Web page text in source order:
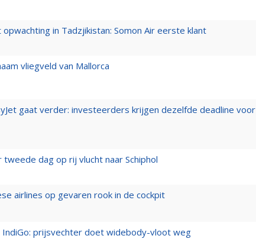
opwachting in Tadzjikistan: Somon Air eerste klant
vliegveld van Mallorca
gaat verder: investeerders krijgen dezelfde deadline voor
dag op rij vlucht naar Schiphol
airlines op gevaren rook in de cockpit
IndiGo: prijsvechter doet widebody-vloot weg